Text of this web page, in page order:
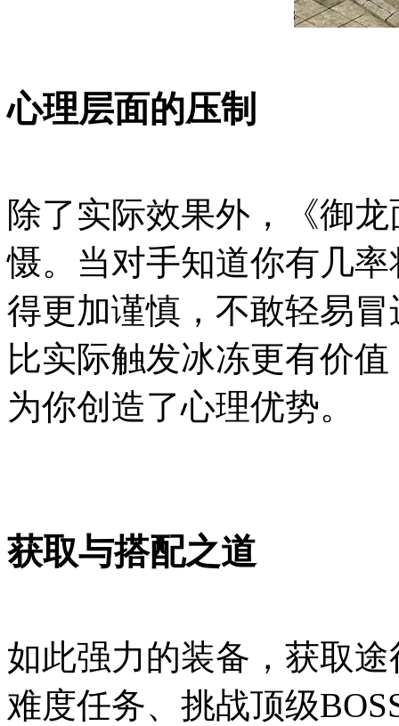
心理层面的压制
除了实际效果外，《御
慑。当对手知道你有几
得更加谨慎，不敢轻易
比实际触发冰冻更有价
为你创造了心理优势。
获取与搭配之道
如此强力的装备，获取
难度任务、挑战顶级